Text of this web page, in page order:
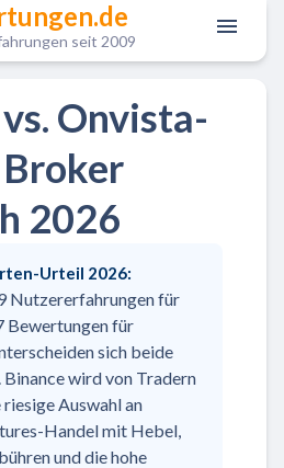
seit 2009
Onvista-
2026
Urteil 2026:
Nutzererfahrungen für
Bewertungen für
sich beide
wird von Tradern
Auswahl an
Handel mit Hebel,
und die hohe